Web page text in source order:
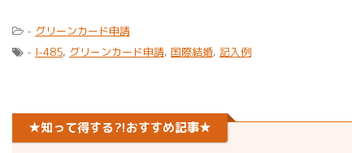
- グリーンカード申請
- I-485, グリーンカード申請, 国際結婚, 記入例
★知って得する?!おすすめ記事★